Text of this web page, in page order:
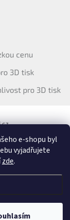
e-shopu byl
vyjadřujete
zde.
cenu
3D tisk
pro 3D tisk
Upravit nastavení